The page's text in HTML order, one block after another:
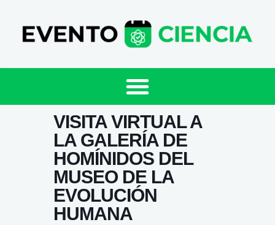
VISITA VIRTUAL A
LA GALERÍA DE
HOMÍNIDOS DEL
MUSEO DE LA
EVOLUCIÓN
HUMANA